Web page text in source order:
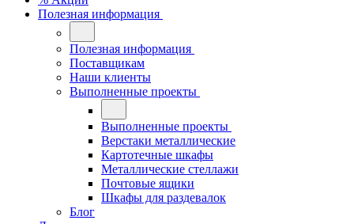
Полезная информация
Полезная информация
Поставщикам
Наши клиенты
Выполненные проекты
Выполненные проекты
Верстаки металлические
Картотечные шкафы
Металлические стеллажи
Почтовые ящики
Шкафы для раздевалок
Блог